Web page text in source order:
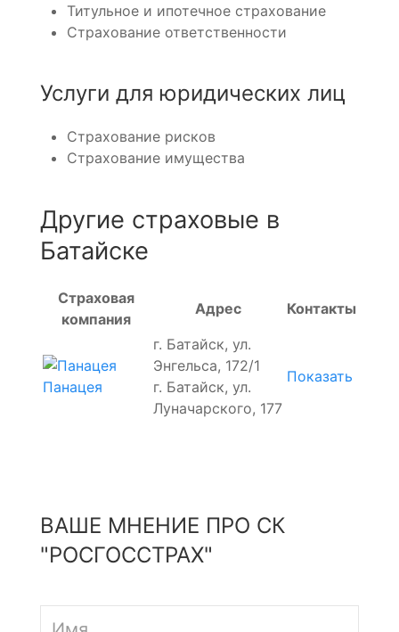
Титульное и ипотечное страхование
Страхование ответственности
Услуги для юридических лиц
Страхование рисков
Страхование имущества
Другие страховые в
Батайске
Страховая
компания
Адрес Контакты
Панацея
г. Батайск, ул.
Энгельса, 172/1
г. Батайск, ул.
Луначарского, 177
Показать
ВАШЕ МНЕНИЕ ПРО СК
"РОСГОССТРАХ"